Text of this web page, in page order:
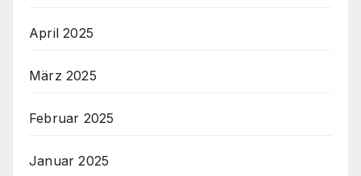
April 2025
März 2025
Februar 2025
Januar 2025